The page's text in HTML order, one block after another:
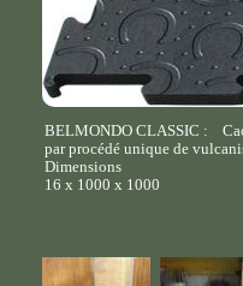
BELMONDO CLASSIC :
par procédé unique de
Dimensions
16 x 1000 x 1000